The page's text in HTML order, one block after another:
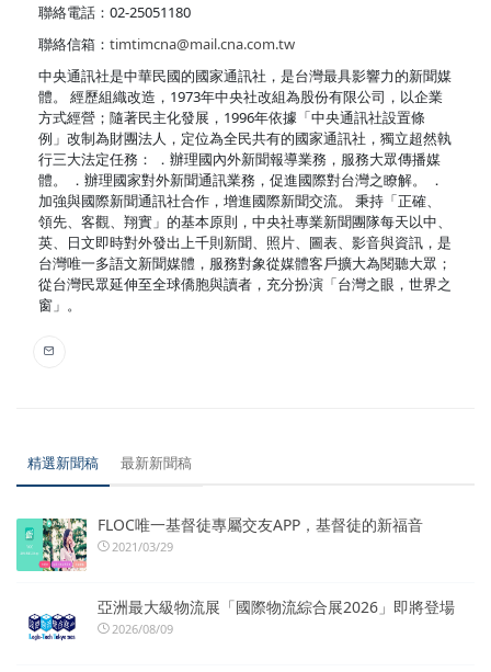
聯絡電話：02-25051180
聯絡信箱： timtimcna@mail.cna.com.tw
中央通訊社是中華民國的國家通訊社，是台灣最具影響力的新聞媒
體。 經歷組織改造，1973年中央社改組為股份有限公司，以企業
方式經營；隨著民主化發展，1996年依據「中央通訊社設置條
例」改制為財團法人，定位為全民共有的國家通訊社，獨立超然執
行三大法定任務： ．辦理國內外新聞報導業務，服務大眾傳播媒
體。 ．辦理國家對外新聞通訊業務，促進國際對台灣之瞭解。 ．
加強與國際新聞通訊社合作，增進國際新聞交流。 秉持「正確、
領先、客觀、翔實」的基本原則，中央社專業新聞團隊每天以中、
英、日文即時對外發出上千則新聞、照片、圖表、影音與資訊，是
台灣唯一多語文新聞媒體，服務對象從媒體客戶擴大為閱聽大眾；
從台灣民眾延伸至全球僑胞與讀者，充分扮演「台灣之眼，世界之
窗」。
精選新聞稿 最新新聞稿
FLOC唯一基督徒專屬交友APP，基督徒的新福音
2021/03/29
亞洲最大級物流展「國際物流綜合展2026」即將登場
2026/08/09